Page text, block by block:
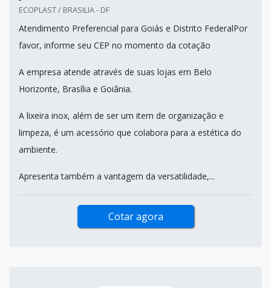
ECOPLAST / BRASILIA - DF
Atendimento Preferencial para Goiás e Distrito FederalPor
favor, informe seu CEP no momento da cotação
A empresa atende através de suas lojas em Belo
Horizonte, Brasília e Goiânia.
A lixeira inox, além de ser um item de organização e
limpeza, é um acessório que colabora para a estética do
ambiente.
Apresenta também a vantagem da versatilidade,...
Cotar agora